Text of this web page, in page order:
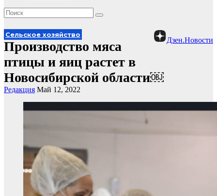
Дзен.Новости
Сельское хозяйство
Производство мяса
птицы и яиц растет в
Новосибирской области￼
Редакция Май 12, 2022